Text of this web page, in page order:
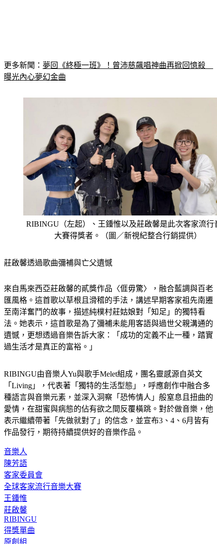
更多新聞： 夢回《終極一班》！曾沛慈飆唱神曲再掀回憶殺
曝光內心夢幻金曲
RIBINGU（左起）、王鍾惟以及莊啟馨是此次客家流行
大賽得獎者。（圖／新視紀整合行銷提供）
莊啟馨透過歌曲彌補與亡父遺憾
來自馬來西亞莊啟馨的貳獎作品〈𠊎毋驚〉，融合藍調與百老
匯風格。這首歌以草根且滑稽的手法，講述早期客家祖先南遷
至南洋奮鬥的故事，描述純樸村莊姑娘對「知足」的獨特看
法。她表示，這首歌是為了彌補未能用客語與過世父親溝通的
遺憾，更想透過音樂告訴大家：「成功的定義不止一種，踏實
過生活才是真正的富裕。」
RIBINGU由音樂人Yu與歌手Melet組成，團名靈感源自英文
「Living」，代表著「獨特的生活型態」，呼應創作中融合多
種語言與音樂元素，並深入洞察「恐怖情人」般窒息且扭曲的
愛情，在甜蜜與病態的佔有欲之間反覆橫跳。對於做音樂，他
表示繼續帶著「先做就對了」的信念，並宣布3、4、6月皆有
作品發行，期待持續提供好的音樂作品。
音樂人
陳芳語
客家委員會
全球客家流行音樂大賽
王鍾惟
莊啟馨
RIBINGU
得獎單曲
原創組